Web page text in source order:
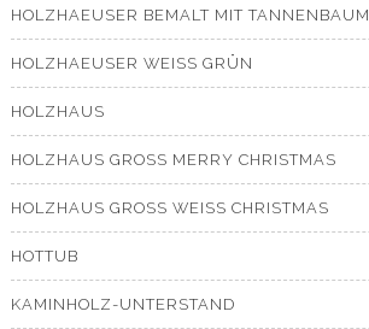
HOLZHAEUSER BEMALT MIT TANNENBAUM
HOLZHAEUSER WEISS GRÜN
HOLZHAUS
HOLZHAUS GROSS MERRY CHRISTMAS
HOLZHAUS GROSS WEISS CHRISTMAS
HOTTUB
KAMINHOLZ-UNTERSTAND